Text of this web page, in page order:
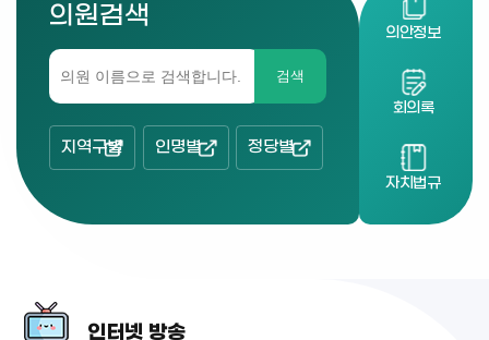
의원검색
검색
지역구별 인명별 정당별
의안정보
회의록
자치법규
인터넷 방송